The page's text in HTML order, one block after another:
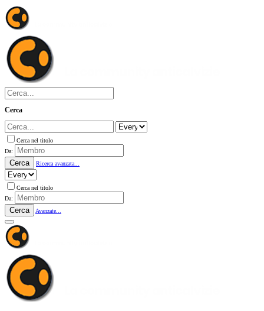
Cerca
Cerca nel titolo
Da:
Cerca Ricerca avanzata...
Cerca nel titolo
Da:
Cerca Avanzate...